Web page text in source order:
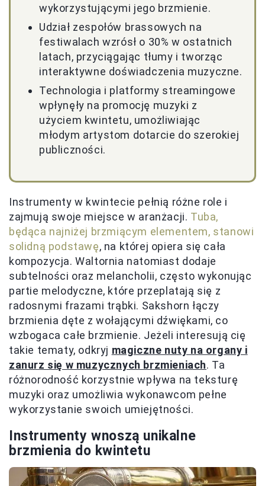
wykorzystującymi jego brzmienie.
Udział zespołów brassowych na
festiwalach wzrósł o 30% w ostatnich
latach, przyciągając tłumy i tworząc
interaktywne doświadczenia muzyczne.
Technologia i platformy streamingowe
wpłynęły na promocję muzyki z
użyciem kwintetu, umożliwiając
młodym artystom dotarcie do szerokiej
publiczności.
Instrumenty w kwintecie pełnią różne role i
zajmują swoje miejsce w aranżacji. Tuba,
będąca najniżej brzmiącym elementem, stanowi
solidną podstawę, na której opiera się cała
kompozycja. Waltornia natomiast dodaje
subtelności oraz melancholii, często wykonując
partie melodyczne, które przeplatają się z
radosnymi frazami trąbki. Sakshorn łączy
brzmienia dęte z wołającymi dźwiękami, co
wzbogaca całe brzmienie. Jeżeli interesują cię
takie tematy, odkryj magiczne nuty na organy i
zanurz się w muzycznych brzmieniach. Ta
różnorodność korzystnie wpływa na teksturę
muzyki oraz umożliwia wykonawcom pełne
wykorzystanie swoich umiejętności.
Instrumenty wnoszą unikalne
brzmienia do kwintetu